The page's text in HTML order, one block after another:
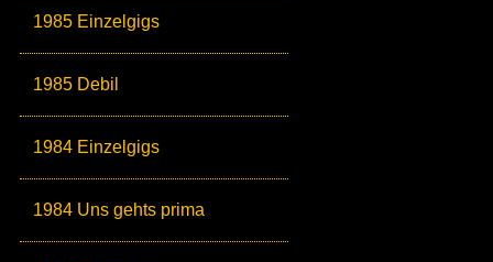
1985 Einzelgigs
1985 Debil
1984 Einzelgigs
1984 Uns gehts prima